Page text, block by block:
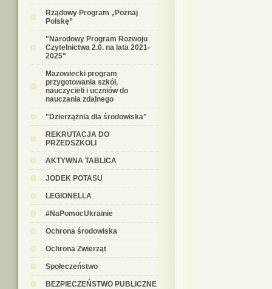
Rządowy Program „Poznaj
Polskę”
"Narodowy Program Rozwoju
Czytelnictwa 2.0. na lata 2021-
2025"
Mazowiecki program
przygotowania szkół,
nauczycieli i uczniów do
nauczania zdalnego
"Dzierzążnia dla środowiska"
REKRUTACJA DO
PRZEDSZKOLI
AKTYWNA TABLICA
JODEK POTASU
LEGIONELLA
#NaPomocUkrainie
Ochrona środowiska
Ochrona Zwierząt
Społeczeństwo
BEZPIECZEŃSTWO PUBLICZNE